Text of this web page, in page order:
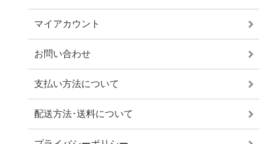
マイアカウント
お問い合わせ
支払い方法について
配送方法･送料について